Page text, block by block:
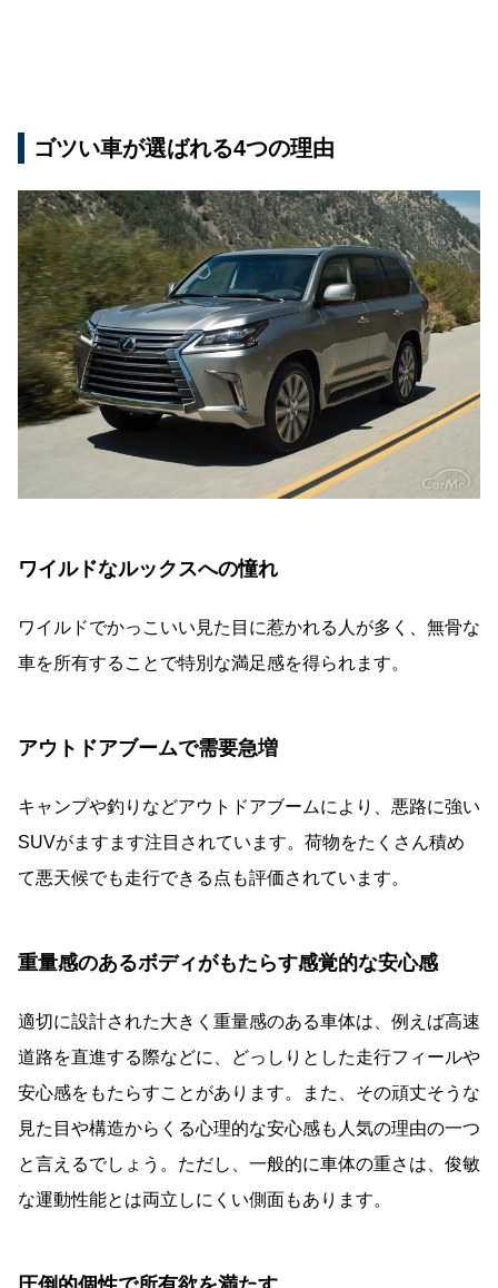
ゴツい車が選ばれる4つの理由
ワイルドなルックスへの憧れ
ワイルドでかっこいい見た目に惹かれる人が多く、無骨な
車を所有することで特別な満足感を得られます。
アウトドアブームで需要急増
キャンプや釣りなどアウトドアブームにより、悪路に強い
SUVがますます注目されています。荷物をたくさん積め
て悪天候でも走行できる点も評価されています。
重量感のあるボディがもたらす感覚的な安心感
適切に設計された大きく重量感のある車体は、例えば高速
道路を直進する際などに、どっしりとした走行フィールや
安心感をもたらすことがあります。また、その頑丈そうな
見た目や構造からくる心理的な安心感も人気の理由の一つ
と言えるでしょう。ただし、一般的に車体の重さは、俊敏
な運動性能とは両立しにくい側面もあります。